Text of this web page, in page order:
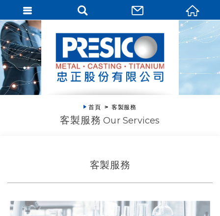
首頁 客製服務
客製服務 Our Services
客製服務